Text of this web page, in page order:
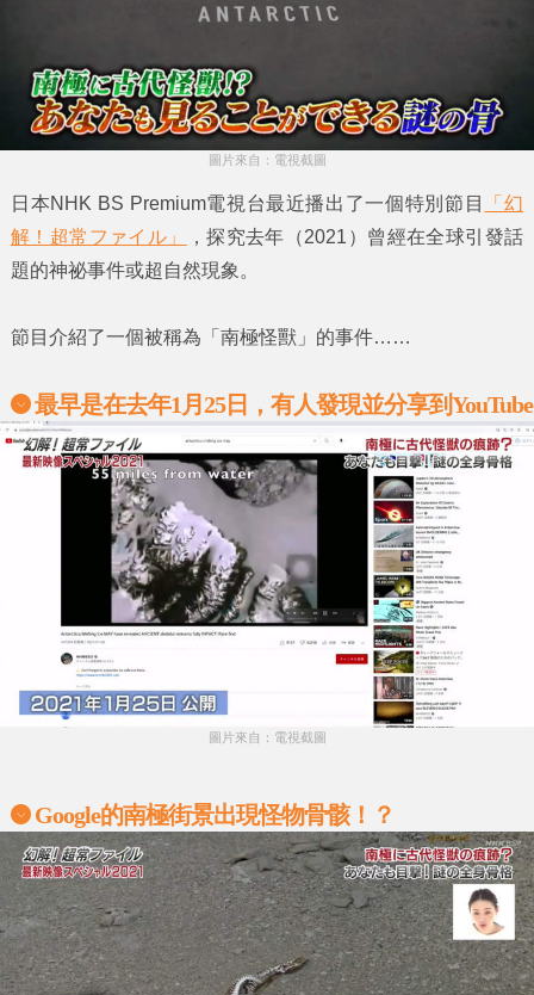
圖片來自：電視截圖
日本NHK BS Premium電視台最近播出了一個特別節目
「幻
解！超常ファイル」
，探究去年（2021）曾經在全球引發話
題的神祕事件或超自然現象。
節目介紹了一個被稱為 「南極怪獸」 的事件……
最早是在去年1月25日，有人發現並分享到YouTube
圖片來自：電視截圖
Google的南極街景出現怪物骨骸！？